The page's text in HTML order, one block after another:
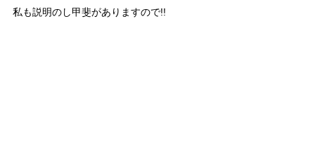
私も説明のし甲斐がありますので!!